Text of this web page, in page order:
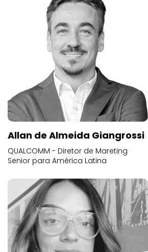
Allan de Almeida Giangrossi
QUALCOMM - Diretor de Mareting
Senior para América Latina